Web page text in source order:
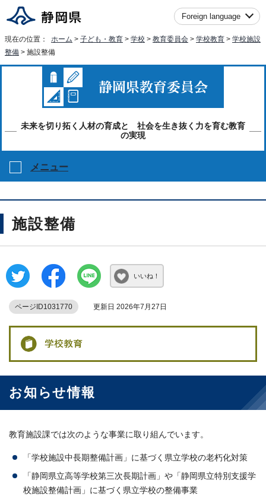
Foreign language
現在の位置： ホーム > 子ども・教育 > 学校 > 教育委員会 > 学校教育 > 学校施設
整備 > 施設整備
未来を切り拓く人材の育成と 社会を生き抜く力を育む教育
の実現
メニュー
施設整備
いいね！
ページID1031770 更新日 2026年7月27日
お知らせ情報
教育施設課では次のような事業に取り組んでいます。
「学校施設中長期整備計画」に基づく県立学校の老朽化対策
「静岡県立高等学校第三次長期計画」や「静岡県立特別支援学
校施設整備計画」に基づく県立学校の整備事業